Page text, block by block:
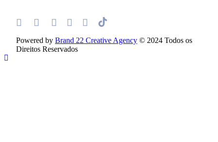
Powered by Brand 22 Creative Agency © 2024 Todos os
Direitos Reservados